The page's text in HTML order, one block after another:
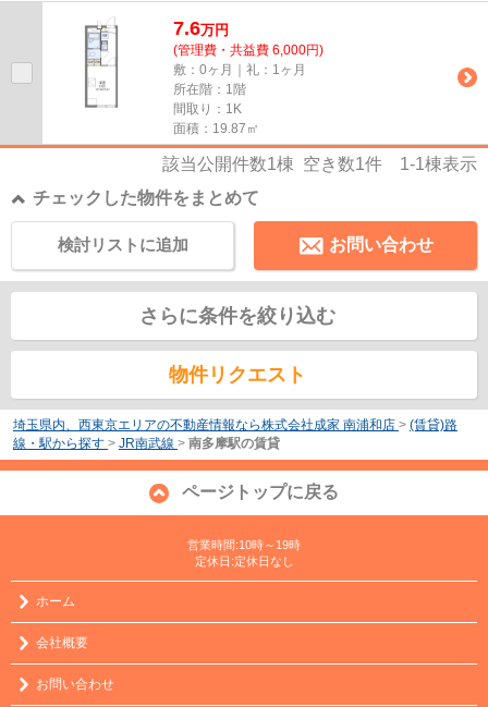
7.6万円
(管理費・共益費 6,000円)
敷：0ヶ月｜礼：1ヶ月
所在階：1階
間取り：1K
面積：19.87㎡
該当公開件数1棟 空き数1件 1-1棟表示
チェックした物件をまとめて
お問い合わせ
検討リストに追加
さらに条件を絞り込む
物件リクエスト
埼玉県内、西東京エリアの不動産情報なら株式会社成家 南浦和店 > (賃貸)路
線・駅から探す > JR南武線 > 南多摩駅の賃貸
ページトップに戻る
営業時間:10時～19時
定休日:定休日なし
ホーム
会社概要
お問い合わせ